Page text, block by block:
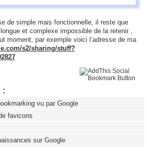
de simple mais fonctionnelle, il reste que
et complexe impossible de la retenir ,
moment, par exemple voici l’adresse de ma
s2/sharing/stuff?
:
vu par Google
favicons
sur Google